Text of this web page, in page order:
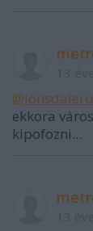
ekkora
kipofozni...